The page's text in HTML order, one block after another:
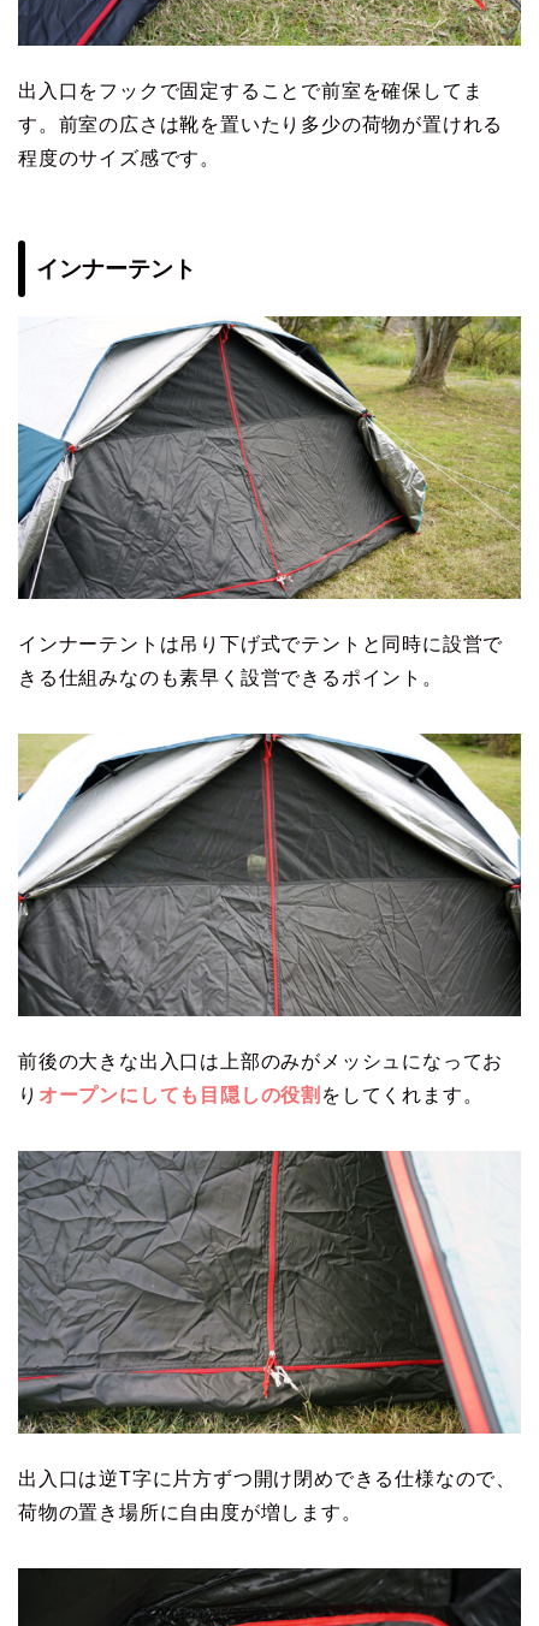
出入口をフックで固定することで前室を確保してま
す。前室の広さは靴を置いたり多少の荷物が置けれる
程度のサイズ感です。
インナーテント
インナーテントは吊り下げ式でテントと同時に設営で
きる仕組みなのも素早く設営できるポイント。
前後の大きな出入口は上部のみがメッシュになってお
り オープンにしても目隠しの役割 をしてくれます。
出入口は逆T字に片方ずつ開け閉めできる仕様なので、
荷物の置き場所に自由度が増します。